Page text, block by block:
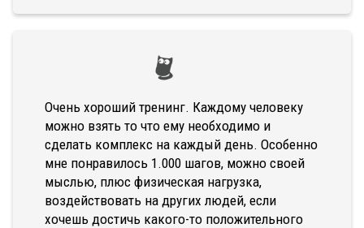
Очень хороший тренинг. Каждому человеку
можно взять то что ему необходимо и
сделать комплекс на каждый день. Особенно
мне понравилось 1.000 шагов, можно своей
мыслью, плюс физическая нагрузка,
воздействовать на других людей, если
хочешь достичь какого-то положительного